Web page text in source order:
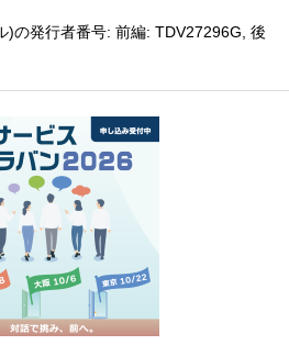
)の発行者番号: 前編: TDV27296G, 後